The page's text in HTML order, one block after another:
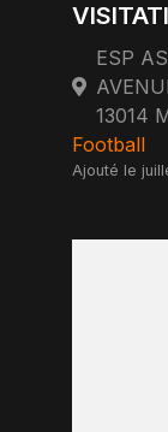
ESP
13014
Football
Ajouté le